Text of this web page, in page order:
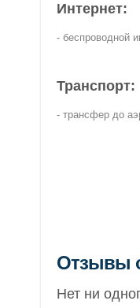
Интернет:
- беспроводной
Транспорт:
- трансфер до
Отзывы
Нет ни